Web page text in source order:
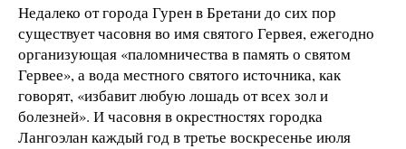
Недалеко от города Гурен в Бретани до сих пор
существует часовня во имя святого Гервея, ежегодно
организующая «паломничества в память о святом
Гервее», а вода местного святого источника, как
говорят, «избавит любую лошадь от всех зол и
болезней». И часовня в окрестностях городка
Лангоэлан каждый год в третье воскресенье июля